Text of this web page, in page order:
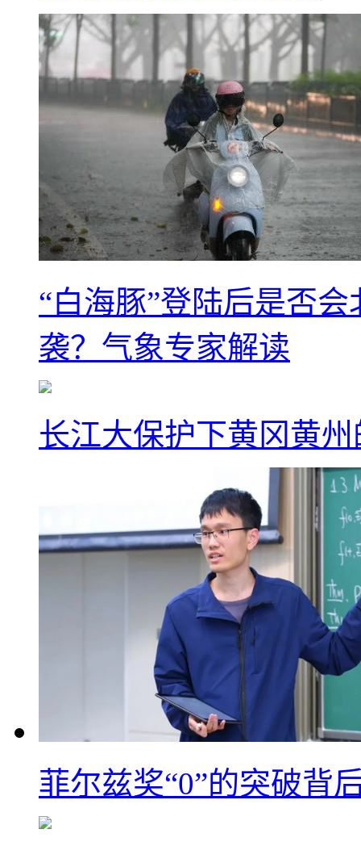
“白海豚”登陆后是否
袭？气象专家解读
长江大保护下黄冈黄
菲尔兹奖“0”的突破背